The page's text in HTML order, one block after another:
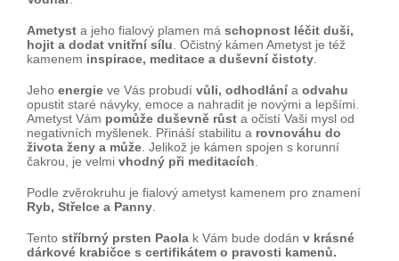
Ametyst a jeho fialový plamen má schopnost léčit duši,
hojit a dodat vnitřní sílu . Očistný kámen Ametyst je též
kamenem inspirace, meditace a duševní čistoty
Jeho energie ve Vás probudí vůli, odhodlání a odvahu
opustit staré návyky, emoce a nahradit je novými a lepšími.
Ametyst Vám pomůže duševně růst a očistí Vaši mysl od
negativních myšlenek. Přináší stabilitu a rovnováhu do
života ženy a může . Jelikož je kámen spojen s korunní
čakrou, je velmi vhodný při meditacích
Podle zvěrokruhu je fialový ametyst kamenem pro znamení
Ryb, Střelce a Panny
Tento stříbrný prsten Paola k Vám bude dodán v krásné
dárkové krabičce s certifikátem o pravosti kamenů.